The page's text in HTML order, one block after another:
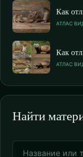
Как
АТЛАС
Как
АТЛАС
Найти